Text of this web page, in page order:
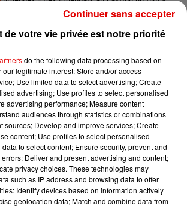
Les Gendarmes »
17h33
17h33 17h30
17h30
de votre vie privée est notre priorité
do the following data processing based on
legitimate interest: Store and/or access
Use limited data to select advertising; Create
advertising; Use profiles to select personalised
advertising performance; Measure content
audiences through statistics or combinations
sources; Develop and improve services; Create
content; Use profiles to select personalised
to select content; Ensure security, prevent and
Deliver and present advertising and content;
privacy choices. These technologies may
such as IP address and browsing data to offer
Identify devices based on information actively
geolocation data; Match and combine data from
Continuer sans accepter